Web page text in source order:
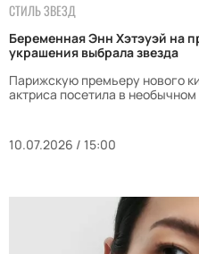
СТИЛЬ ЗВЕЗД
Беременная Энн Хэтэуэй на
украшения выбрала звезда
Парижскую премьеру нового
актриса посетила в
10.07.2026 / 15:00